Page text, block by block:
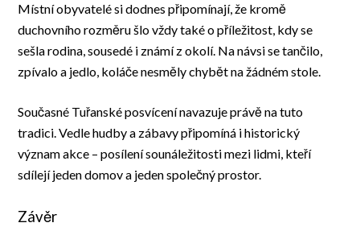
Místní obyvatelé si dodnes připomínají, že kromě
duchovního rozměru šlo vždy také o příležitost, kdy se
sešla rodina, sousedé i známí z okolí. Na návsi se tančilo,
zpívalo a jedlo, koláče nesměly chybět na žádném stole.
Současné Tuřanské posvícení navazuje právě na tuto
tradici. Vedle hudby a zábavy připomíná i historický
význam akce – posílení sounáležitosti mezi lidmi, kteří
sdílejí jeden domov a jeden společný prostor.
Závěr